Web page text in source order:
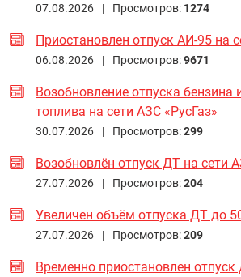
07.08.2026 | Просмотров: 1274
Приостановлен отпуск АИ-95 на
06.08.2026 | Просмотров:9671
Возобновление отпуска бензина
топлива на сети АЗС «РусГаз»
30.07.2026 | Просмотров:299
Возобновлён отпуск ДТ на
27.07.2026 | Просмотров:204
Увеличен объём отпуска ДТ до
27.07.2026 | Просмотров:209
Временно приостановлен